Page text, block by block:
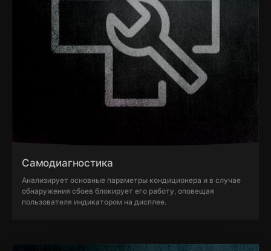
Самодиагностика
Анализирует основные параметры кондиционера и в случае
обнаружения сбоев блокирует его работу, оповещая
пользователя индикатором на дисплее.